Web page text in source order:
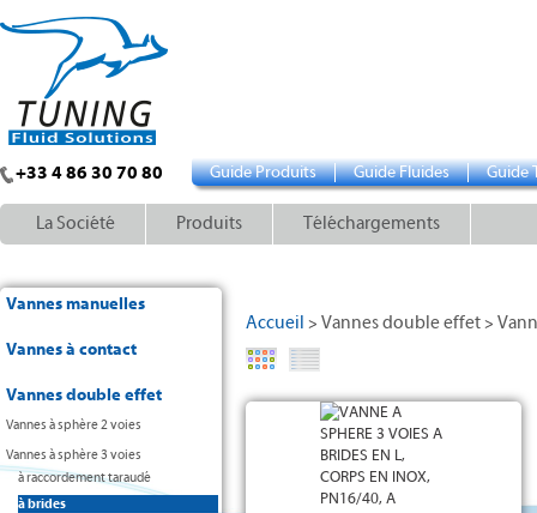
+33 4 86 30 70 80 Guide Produits Guide Fluides Guide
La Société Produits Téléchargements
Vannes manuelles
Vannes à contact
Vannes double effet
Vannes à sphère 2 voies
Vannes à sphère 3 voies
à raccordement taraudé
à brides
Accueil > Vannes double effet >